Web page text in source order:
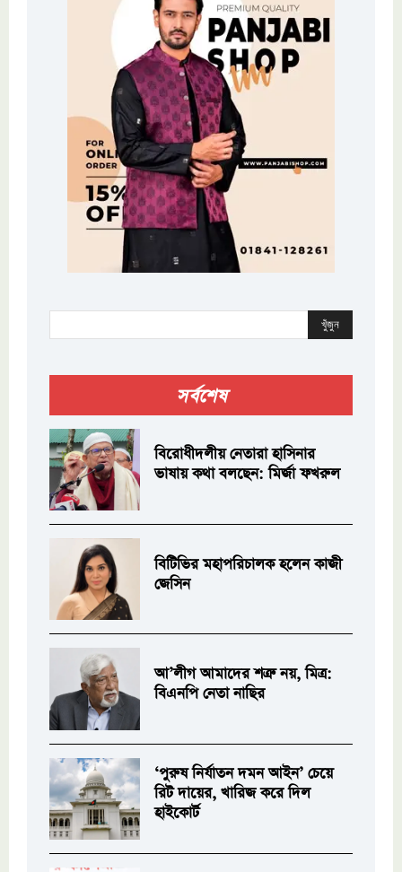
খুঁজুন
সর্বশেষ
বিরোধীদলীয় নেতারা হাসিনার
ভাষায় কথা বলছেন: মির্জা ফখরুল
বিটিভির মহাপরিচালক হলেন কাজী
জেসিন
আ’লীগ আমাদের শত্রু নয়, মিত্র:
বিএনপি নেতা নাছির
‘পুরুষ নির্যাতন দমন আইন’ চেয়ে
রিট দায়ের, খারিজ করে দিল
হাইকোর্ট